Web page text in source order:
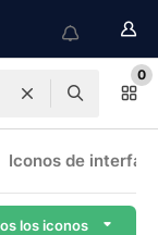
0
Iconos de interfaz
los iconos